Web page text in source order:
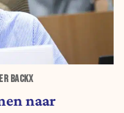
BACKX
naar